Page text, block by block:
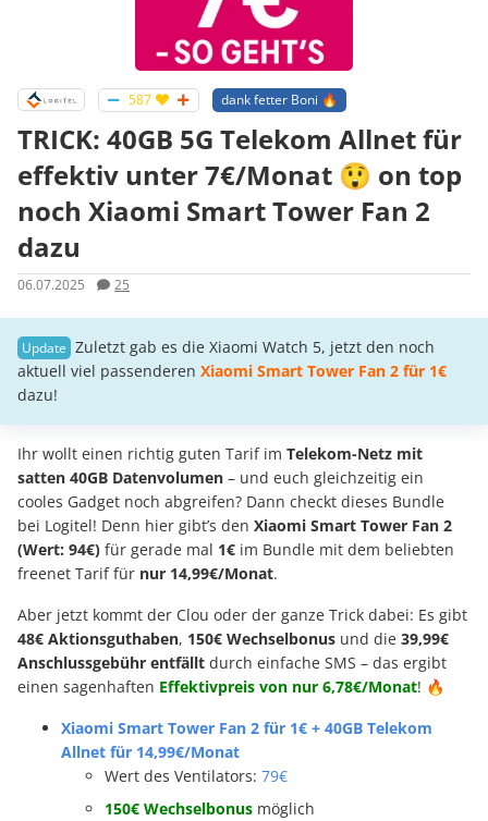
587 dank fetter Boni 🔥
TRICK: 40GB 5G Telekom Allnet für
effektiv unter 7€/Monat 😲 on top
noch Xiaomi Smart Tower Fan 2
dazu
06.07.2025 25
Zuletzt gab es die Xiaomi Watch 5, jetzt den noch
aktuell viel passenderen Xiaomi Smart Tower Fan 2 für 1€
dazu!
Ihr wollt einen richtig guten Tarif im Telekom-Netz mit
satten 40GB Datenvolumen – und euch gleichzeitig ein
cooles Gadget noch abgreifen? Dann checkt dieses Bundle
bei Logitel! Denn hier gibt’s den Xiaomi Smart Tower Fan 2
(Wert: 94€) für gerade mal 1€ im Bundle mit dem beliebten
freenet Tarif für nur 14,99€/Monat.
Aber jetzt kommt der Clou oder der ganze Trick dabei: Es gibt
48€ Aktionsguthaben, 150€ Wechselbonus und die 39,99€
Anschlussgebühr entfällt durch einfache SMS – das ergibt
einen sagenhaften Effektivpreis von nur 6,78€/Monat! 🔥
Xiaomi Smart Tower Fan 2 für 1€ + 40GB Telekom
Allnet für 14,99€/Monat
Wert des Ventilators: 79€
150€ Wechselbonus möglich